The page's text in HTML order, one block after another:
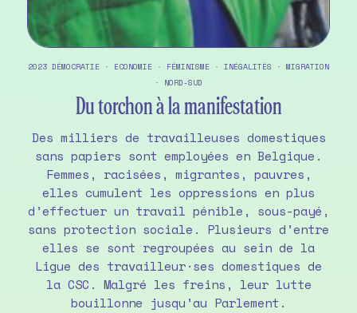
2023 DÉMOCRATIE · ECONOMIE · FÉMINISME · INÉGALITÉS · MIGRATION
· NORD-SUD
Du torchon à la manifestation
Des milliers de travailleuses domestiques
sans papiers sont employées en Belgique.
Femmes, racisées, migrantes, pauvres,
elles cumulent les oppressions en plus
d’effectuer un travail pénible, sous-payé,
sans protection sociale. Plusieurs d’entre
elles se sont regroupées au sein de la
Ligue des travailleur·ses domestiques de
la CSC. Malgré les freins, leur lutte
bouillonne jusqu’au Parlement.